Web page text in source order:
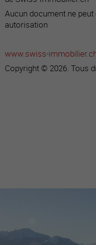
Aucun document ne
autorisation
www.swiss-
Copyright © 2026. Tous